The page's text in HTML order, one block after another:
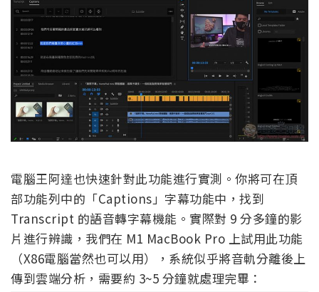
電腦王阿達也快速針對此功能進行實測。你將可在頂
部功能列中的「Captions」字幕功能中，找到
Transcript 的語音轉字幕機能。實際對 9 分多鐘的影
片進行辨識，我們在 M1 MacBook Pro 上試用此功能
（X86電腦當然也可以用），系統似乎將音軌分離後上
傳到雲端分析，需要約 3~5 分鐘就處理完畢：